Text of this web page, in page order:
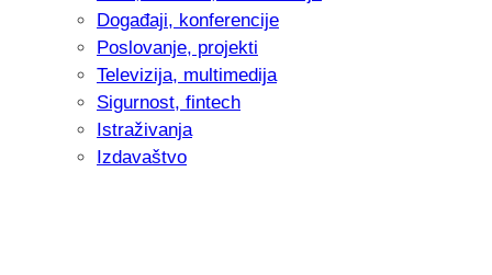
Događaji, konferencije
Poslovanje, projekti
Televizija, multimedija
Sigurnost, fintech
Istraživanja
Izdavaštvo